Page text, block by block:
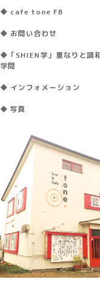
◆ cafe tone FB
◆ お問い合わせ
◆「SHIEN学」重なりと調
学問
◆ インフォメーション
◆ 写真